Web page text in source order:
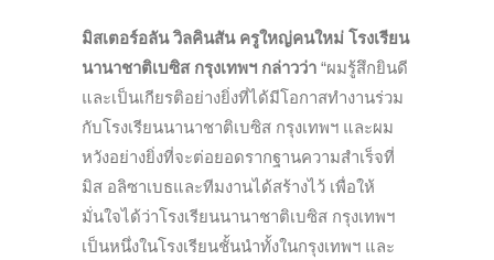
มิสเตอร์อลัน วิลคินสัน ครูใหญ่คนใหม่ โรงเรียน
นานาชาติเบซิส กรุงเทพฯ กล่าวว่า “ผมรู้สึกยินดี
และเป็นเกียรติอย่างยิ่งที่ได้มีโอกาสทำงานร่วม
กับโรงเรียนนานาชาติเบซิส กรุงเทพฯ และผม
หวังอย่างยิ่งที่จะต่อยอดรากฐานความสำเร็จที่
มิส อลิซาเบธและทีมงานได้สร้างไว้ เพื่อให้
มั่นใจได้ว่าโรงเรียนนานาชาติเบซิส กรุงเทพฯ
เป็นหนึ่งในโรงเรียนชั้นนำทั้งในกรุงเทพฯ และ